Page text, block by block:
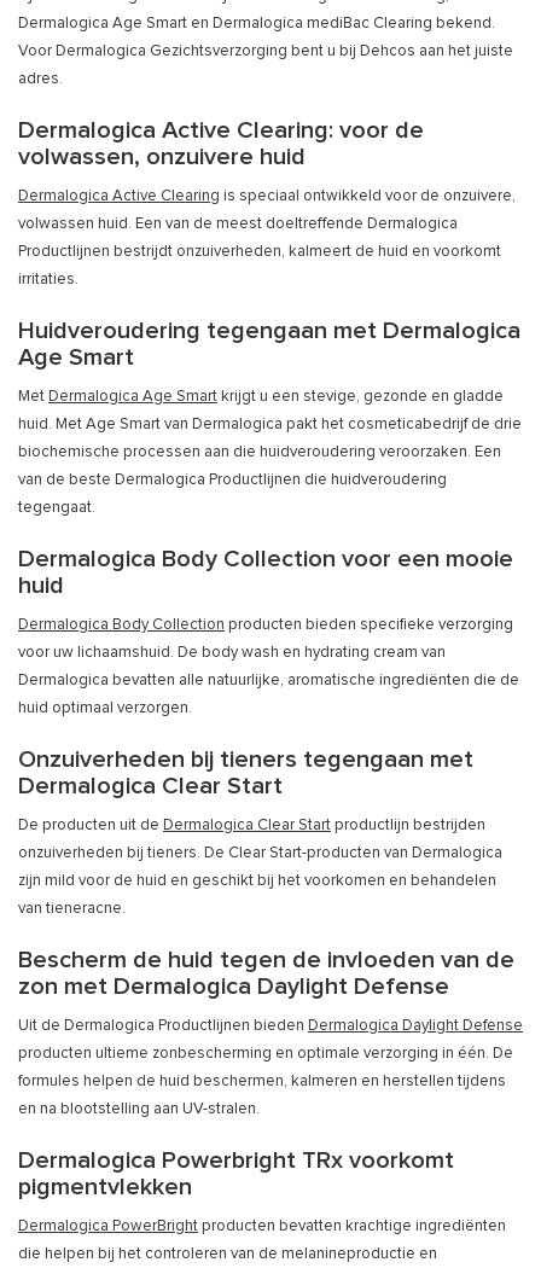
Dermalogica Age Smart en Dermalogica mediBac Clearing bekend.
Voor Dermalogica Gezichtsverzorging bent u bij Dehcos aan het juiste
adres.
Dermalogica Active Clearing: voor de
volwassen, onzuivere huid
Dermalogica Active Clearing is speciaal ontwikkeld voor de onzuivere,
volwassen huid. Een van de meest doeltreffende Dermalogica
Productlijnen bestrijdt onzuiverheden, kalmeert de huid en voorkomt
irritaties.
Huidveroudering tegengaan met Dermalogica
Age Smart
Met Dermalogica Age Smart krijgt u een stevige, gezonde en gladde
huid. Met Age Smart van Dermalogica pakt het cosmeticabedrijf de drie
biochemische processen aan die huidveroudering veroorzaken. Een
van de beste Dermalogica Productlijnen die huidveroudering
tegengaat.
Dermalogica Body Collection voor een mooie
huid
Dermalogica Body Collection producten bieden specifieke verzorging
voor uw lichaamshuid. De body wash en hydrating cream van
Dermalogica bevatten alle natuurlijke, aromatische ingrediënten die de
huid optimaal verzorgen.
Onzuiverheden bij tieners tegengaan met
Dermalogica Clear Start
De producten uit de Dermalogica Clear Start productlijn bestrijden
onzuiverheden bij tieners. De Clear Start-producten van Dermalogica
zijn mild voor de huid en geschikt bij het voorkomen en behandelen
van tieneracne.
Bescherm de huid tegen de invloeden van de
zon met Dermalogica Daylight Defense
Uit de Dermalogica Productlijnen bieden Dermalogica Daylight Defense
producten ultieme zonbescherming en optimale verzorging in één. De
formules helpen de huid beschermen, kalmeren en herstellen tijdens
en na blootstelling aan UV-stralen.
Dermalogica Powerbright TRx voorkomt
pigmentvlekken
Dermalogica PowerBright producten bevatten krachtige ingrediënten
die helpen bij het controleren van de melanineproductie en